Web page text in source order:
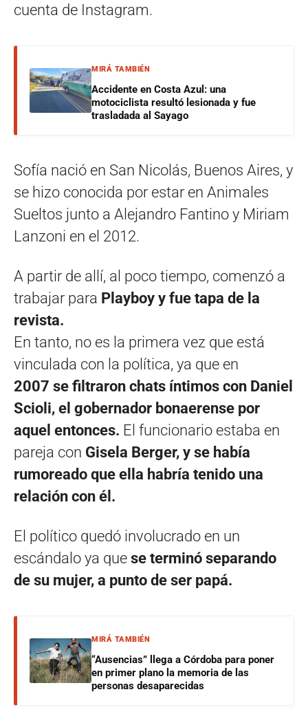
cuenta de Instagram.
MIRÁ TAMBIÉN
Accidente en Costa Azul: una
motociclista resultó lesionada y fue
trasladada al Sayago
Sofía nació en San Nicolás, Buenos Aires, y
se hizo conocida por estar en Animales
Sueltos junto a Alejandro Fantino y Miriam
Lanzoni en el 2012.
A partir de allí, al poco tiempo, comenzó a
trabajar para Playboy y fue tapa de la
revista.
En tanto, no es la primera vez que está
vinculada con la política, ya que en
2007 se filtraron chats íntimos con Daniel
Scioli, el gobernador bonaerense por
aquel entonces. El funcionario estaba en
pareja con Gisela Berger, y se había
rumoreado que ella habría tenido una
relación con él.
El político quedó involucrado en un
escándalo ya que se terminó separando
de su mujer, a punto de ser papá.
MIRÁ TAMBIÉN
“Ausencias” llega a Córdoba para poner
en primer plano la memoria de las
personas desaparecidas